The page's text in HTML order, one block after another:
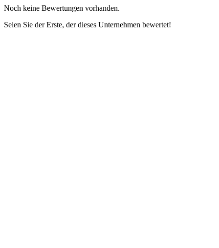
Noch keine Bewertungen vorhanden.
Seien Sie der Erste, der dieses Unternehmen bewertet!